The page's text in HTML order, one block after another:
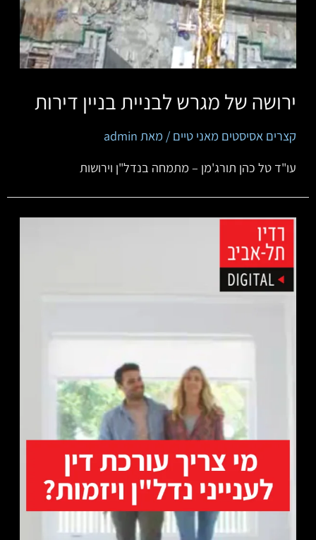
ירושה של מגרש לבניית בניין דירות
קצרים אסיסטים מאני טיים / מאת admin
‏‏‏‏‏‏‏‏‏עו"ד טל כהן תורג'מן – מתמחה בנדל"ן וירושות